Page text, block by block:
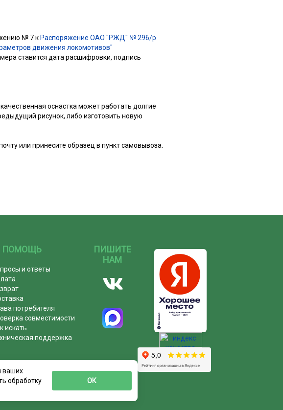
№ 7 кРаспоряжение ОАО "РЖД" № 296/р
движения локомотивов"
ставится дата расшифровки, подпись
оснастка может работать долгие
рисунок, либо изготовить новую
или принесите образец в пункт самовывоза.
ПОМОЩЬ
и ответы
потребителя
совместимости
искать
поддержка
ПИШИТЕ
НАМ
ваших
обработку
ОК